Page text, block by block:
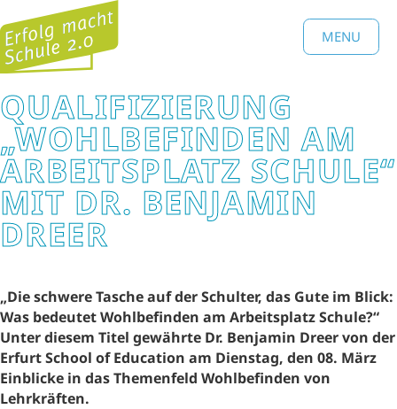
MENU
QUALIFIZIERUNG
„WOHLBEFINDEN AM
ARBEITSPLATZ SCHULE“
MIT DR. BENJAMIN
DREER
„Die schwere Tasche auf der Schulter, das Gute im Blick:
Was bedeutet Wohlbefinden am Arbeitsplatz Schule?“
Unter diesem Titel gewährte Dr. Benjamin Dreer von der
Erfurt School of Education am Dienstag, den 08. März
Einblicke in das Themenfeld Wohlbefinden von
Lehrkräften.